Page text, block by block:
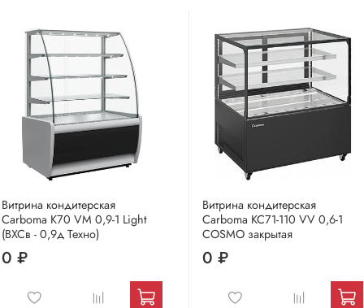
Витрина кондитерская
Carboma K70 VM 0,9-1 Light
(ВХСв - 0,9д Техно)
0 ₽
Витрина кондитерская
Carboma KC71-110 VV 0,6-1
COSMO закрытая
0 ₽